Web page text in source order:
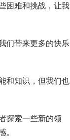
困难和挑战，让我
们带来更多的快乐
和知识，但我们也
探索一些新的领